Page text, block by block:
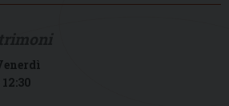
12:30